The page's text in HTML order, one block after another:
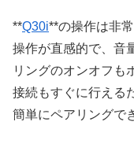
**Q30i**の操作は非
操作が直感的で、音
リングのオンオフも
接続もすぐに行える
簡単にペアリングで